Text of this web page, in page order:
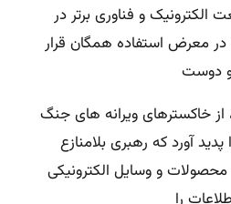
و فناوری برتر در
معرض استفاده همگان قرار
دوست
خاکسترهای ویرانه های جنگ
آورد که رهبری بلامنازع
و وسایل الکترونیکی